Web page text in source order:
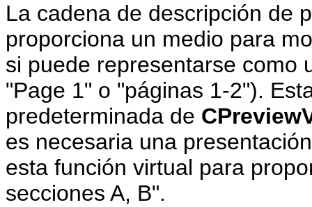
La cadena de descripción de
proporciona un medio para
si puede representarse como
"Page 1" o "páginas 1-2").
predeterminada de
es necesaria una
esta función virtual para
secciones A, B".